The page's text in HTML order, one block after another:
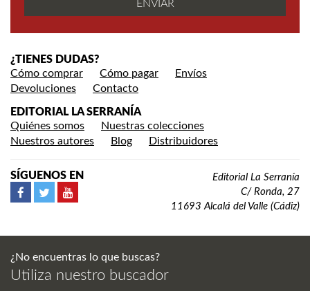
¿TIENES DUDAS?
Cómo comprar
Cómo pagar
Envíos
Devoluciones
Contacto
EDITORIAL LA SERRANÍA
Quiénes somos
Nuestras colecciones
Nuestros autores
Blog Distribuidores
SÍGUENOS EN
Editorial La Serranía
C/ Ronda, 27
11693 Alcalá del Valle (Cádiz)
¿No encuentras lo que buscas?
Utiliza nuestro buscador